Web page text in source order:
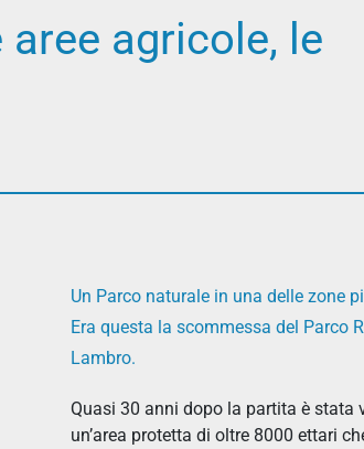
agricole, le
Un Parco naturale in una delle zone
Era questa la scommessa del Parco
Lambro.
Quasi 30 anni dopo la partita è stata
un’area protetta di oltre 8000 ettari